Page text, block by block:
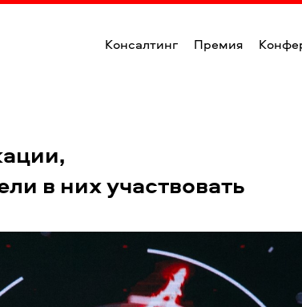
Консалтинг Премия
в них участвовать